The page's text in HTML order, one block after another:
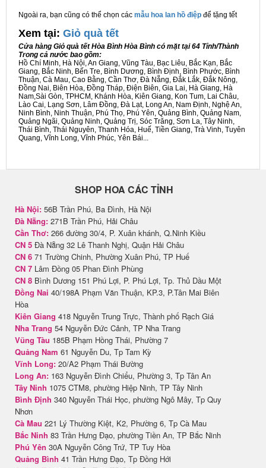
Ngoài ra, bạn cũng có thể chọn các mẫu hoa lan hồ điệp để tặng tết
Xem tại: Giỏ quà tết
Cửa hàng Giỏ quà tết Hòa Bình Hòa Bình có mặt tại 64 Tỉnh/Thành
Trong cả nước bao gồm:
Hồ Chí Minh, Hà Nội, An Giang, Vũng Tàu, Bạc Liêu, Bắc Kạn, Bắc
Giang, Bắc Ninh, Bến Tre, Bình Dương, Bình Định, Bình Phước, Bình
Thuận, Cà Mau, Cao Bằng, Cần Thơ, Đà Nẵng, Đắk Lắk, Đắk Nông,
Đồng Nai, Biên Hòa, Đồng Tháp, Điện Biên, Gia Lai, Hà Giang, Hà
Nam,Sài Gòn, TPHCM, Khánh Hòa, Kiên Giang, Kon Tum, Lai Châu,
Lào Cai, Lạng Sơn, Lâm Đồng, Đà Lạt, Long An, Nam Định, Nghệ An,
Ninh Bình, Ninh Thuận, Phú Thọ, Phú Yên, Quảng Bình, Quảng Nam,
Quảng Ngãi, Quảng Ninh, Quảng Trị, Sóc Trăng, Sơn La, Tây Ninh,
Thái Bình, Thái Nguyên, Thanh Hóa, Huế, Tiền Giang, Trà Vinh, Tuyên
Quang, Vĩnh Long, Vĩnh Phúc, Yên Bái...
SHOP HOA CÁC TỈNH
Hà Nội: 56B Trần Phú, Ba Đình, Hà Nội
Đà Nẵng: 271B Trần Phú, Hải Châu
Cần Thơ: 266 đường 30/4, P. Xuân khánh, Q.Ninh Kiều
CN 5 Đà Nẵng 32 Lê Thanh Nghị, Quận Hải Châu
CN 6 71 Trường Chinh, Phường Xuân Phú, TP Huế
CN 7 Lâm Đồng 05 Phan Đình Phùng
CN 8 Bình Dương 151 Phú Lợi, P. Phú Lợi, Tp. Thủ Dầu Một
Đồng Nai 40/198A Phạm Văn Thuận, KP.3, P.Tân Mai Biên
Hòa
Kiên Giang 418 Nguyễn Trung Trực, Thành phố Rạch Giá
Nha Trang 54 Nguyễn Đức Cảnh, TP Nha Trang
Vũng Tàu 185B Phạm Hồng Thái, Phường 7
Quảng Nam 61 Nguyễn Du, Tp Tam Kỳ
Vĩnh Long: 20/A2 Phạm Thái Bường
Long An: 163 Nguyễn Đình Chiểu, Phường 3, Tp Tân An
Tây Ninh 1075 CTM8, phường Hiệp Ninh, TP Tây Ninh
Bình Định 340 Nguyễn Thái Học, phường Ngô Mây, Tp Quy
Nhơn
Cà Mau 221 Lý Thường Kiệt, K2, Phường 6, Tp Cà Mau
Bắc Ninh 83 Trần Hưng Đạo, phường Tiền An, TP Bắc Ninh
Phú Yên 30A Nguyễn Công Trứ, TP Tuy Hòa
Quảng Bình 41 Trần Hưng Đạo, Tp Đồng Hới